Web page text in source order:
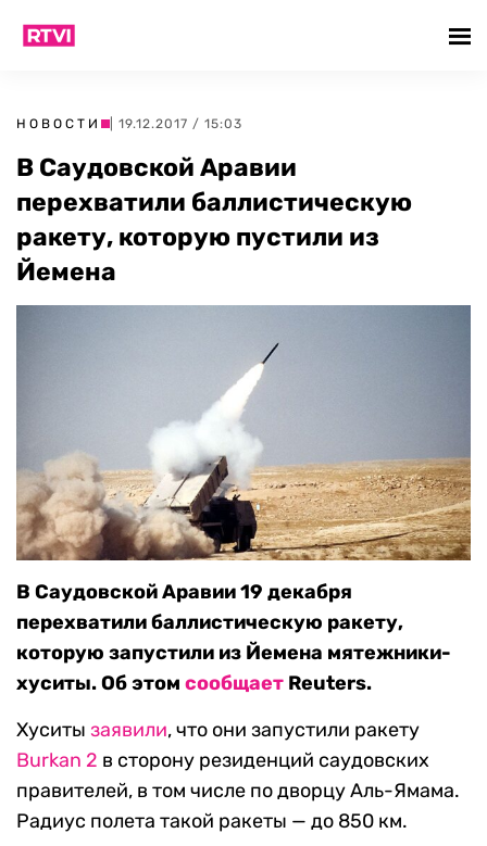
НОВОСТИ | 19.12.2017 / 15:03
В Саудовской Аравии
перехватили баллистическую
ракету, которую пустили из
Йемена
В Саудовской Аравии 19 декабря
перехватили баллистическую ракету,
которую запустили из Йемена мятежники-
хуситы. Об этом сообщает Reuters.
Хуситы заявили, что они запустили ракету
Burkan 2 в сторону резиденций саудовских
правителей, в том числе по дворцу Аль-Ямама.
Радиус полета такой ракеты — до 850 км.